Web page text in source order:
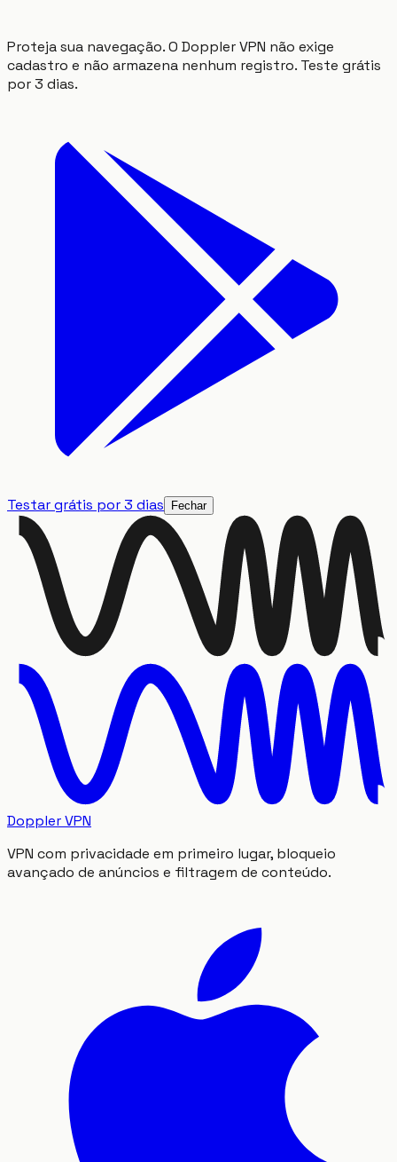
Proteja sua navegação. O Doppler VPN não exige
cadastro e não armazena nenhum registro. Teste grátis
por 3 dias.
Testar grátis por 3 dias Fechar
Doppler VPN
VPN com privacidade em primeiro lugar, bloqueio
avançado de anúncios e filtragem de conteúdo.